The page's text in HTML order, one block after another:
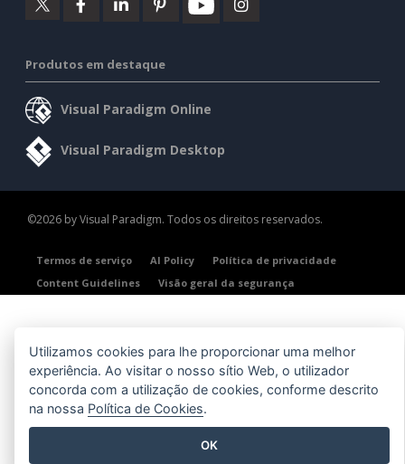
Produtos em destaque
Visual Paradigm Online
Visual Paradigm Desktop
©2026 by Visual Paradigm. Todos os direitos reservados.
Termos de serviço AI Policy
Política de privacidade
Content Guidelines
Visão geral da segurança
Utilizamos cookies para lhe proporcionar uma melhor
experiência. Ao visitar o nosso sítio Web, o utilizador
concorda com a utilização de cookies, conforme descrito
na nossa Política de Cookies.
OK